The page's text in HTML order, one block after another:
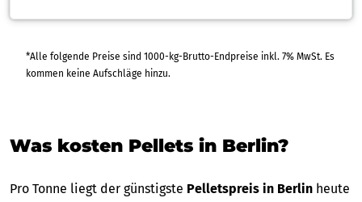
*Alle folgende Preise sind 1000-kg-Brutto-Endpreise inkl. 7% MwSt. Es
kommen keine Aufschläge hinzu.
Was kosten Pellets in Berlin?
Pro Tonne liegt der günstigste Pelletspreis in Berlin heute